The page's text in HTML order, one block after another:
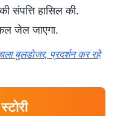
संपत्ति हासिल की.
जेल जाएगा.
बुलडोजर, प्रदर्शन कर रहे